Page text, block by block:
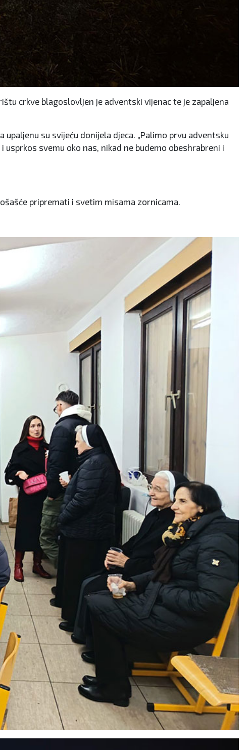
crkve blagoslovljen je adventski vijenac te je zapaljena
upaljenu su svijeću donijela djeca. „Palimo prvu adventsku
usprkos svemu oko nas, nikad ne budemo obeshrabreni i
pripremati i svetim misama zornicama.